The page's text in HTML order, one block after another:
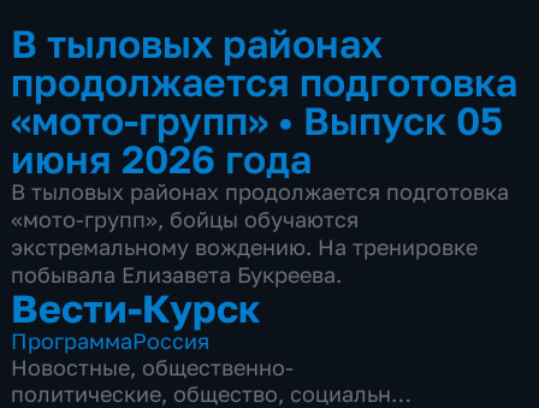
В тыловых районах
продолжается подготовка
«мото-групп» • Выпуск 05
июня 2026 года
В тыловых районах продолжается подготовка
«мото-групп», бойцы обучаются
экстремальному вождению. На тренировке
побывала Елизавета Букреева.
Вести-Курск
ПрограммаРоссия
Новостные, общественно-
политические, общество, социально-